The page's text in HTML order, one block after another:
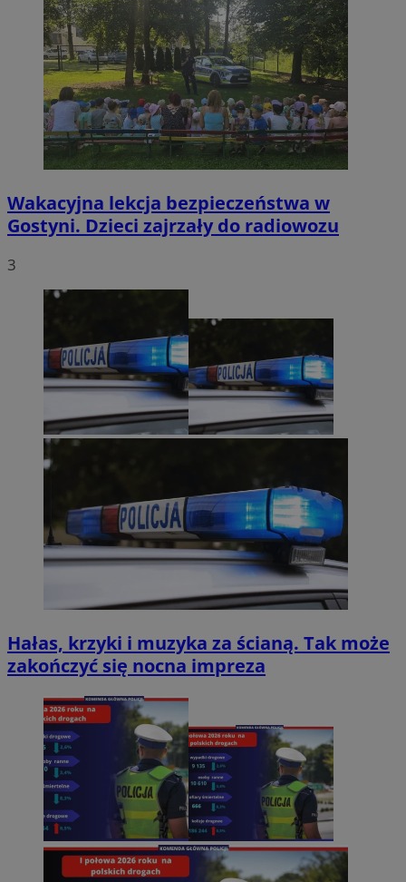
Wakacyjna lekcja bezpieczeństwa w
Gostyni. Dzieci zajrzały do radiowozu
3
Hałas, krzyki i muzyka za ścianą. Tak może
zakończyć się nocna impreza